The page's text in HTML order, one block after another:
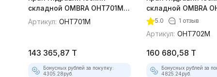
покупателей
складной OMBRA OHT701M, 1
т.
Артикул: OHT701M
143 365,87 T
Бонусных рублей за покупку:
4305.28руб.
складной OMBRA
2 т.5.0 1 отзыв
Артикул: OHT702M
160 680,58 T
Бонусных рублей за
4825.24руб.